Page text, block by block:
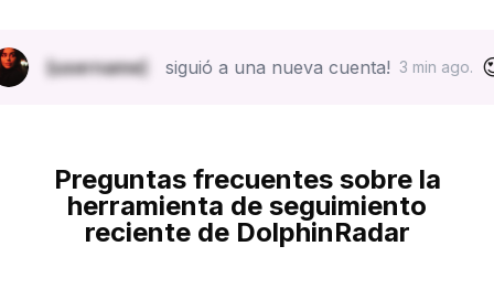
siguió a una nueva cuenta! 3 min ago. 😍
Preguntas frecuentes sobre la
herramienta de seguimiento
reciente de DolphinRadar